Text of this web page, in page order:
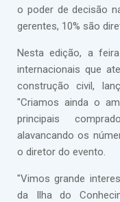
o poder de decisão
gerentes, 10% são
Nesta edição, a
internacionais que
construção civil,
"Criamos ainda o
principais
alavancando os
o diretor do evento.
"Vimos grande
da Ilha do